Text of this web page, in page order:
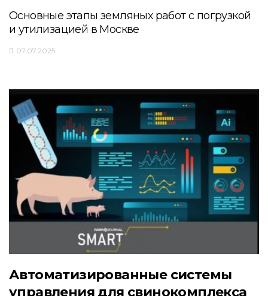
Основные этапы земляных работ с погрузкой
и утилизацией в Москве
07.07.2025
Автоматизированные системы
управления для свинокомплекса